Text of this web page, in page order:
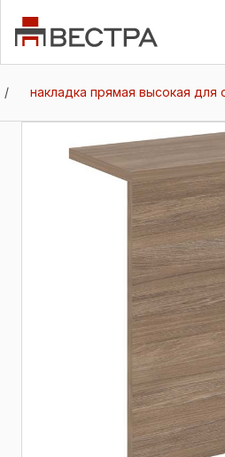
/ накладка прямая высокая для